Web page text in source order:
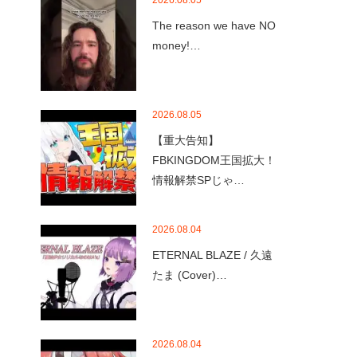
The reason we have NO
money!…
2026.08.05
【重大告知】
FBKINGDOM王国拡大！
情報解禁SPじゃ…
2026.08.04
ETERNAL BLAZE / 久遠
たま (Cover)…
2026.08.04